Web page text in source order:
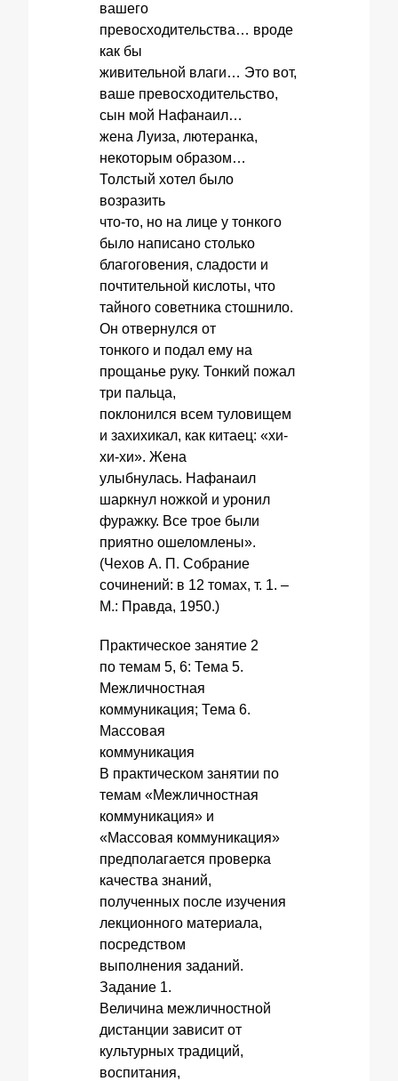
вашего
превосходительства… вроде
как бы
живительной влаги… Это вот,
ваше превосходительство,
сын мой Нафанаил…
жена Луиза, лютеранка,
некоторым образом…
Толстый хотел было
возразить
что-то, но на лице у тонкого
было написано столько
благоговения, сладости и
почтительной кислоты, что
тайного советника стошнило.
Он отвернулся от
тонкого и подал ему на
прощанье руку. Тонкий пожал
три пальца,
поклонился всем туловищем
и захихикал, как китаец: «хи-
хи-хи». Жена
улыбнулась. Нафанаил
шаркнул ножкой и уронил
фуражку. Все трое были
приятно ошеломлены».
(Чехов А. П. Собрание
сочинений: в 12 томах, т. 1. –
М.: Правда, 1950.)
Практическое занятие 2
по темам 5, 6: Тема 5.
Межличностная
коммуникация; Тема 6.
Массовая
коммуникация
В практическом занятии по
темам «Межличностная
коммуникация» и
«Массовая коммуникация»
предполагается проверка
качества знаний,
полученных после изучения
лекционного материала,
посредством
выполнения заданий.
Задание 1.
Величина межличностной
дистанции зависит от
культурных традиций,
воспитания,